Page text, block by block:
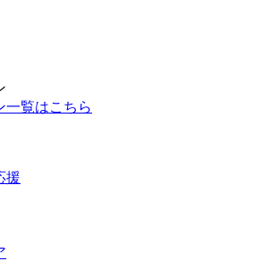
一覧はこちら
援